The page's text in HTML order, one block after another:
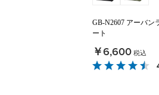
GB-N2607 アーバン
ート
￥6,600税込